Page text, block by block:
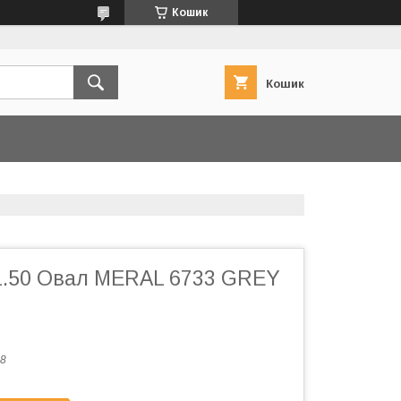
Кошик
Кошик
Овал MERAL 6733 GREY